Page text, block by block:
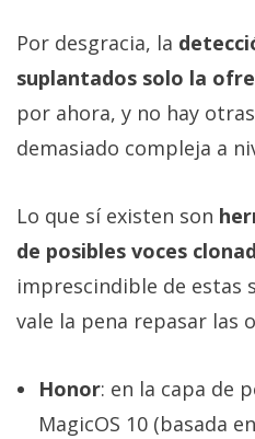
Por desgracia, la
suplantados solo la
por ahora, y no hay
demasiado compleja a
Lo que sí existen son
de posibles voces
imprescindible de estas
vale la pena repasar las
Honor: en la capa de
MagicOS 10 (basada